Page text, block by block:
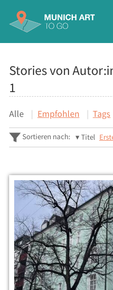
Stories von
1
Alle Empfohlen Tags
Sortieren nach: Titel